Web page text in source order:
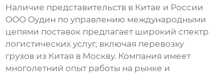
Наличие представительств в Китае и России
ООО Оудин по управлению международными
цепями поставок предлагает широкий спектр
логистических услуг, включая перевозку
грузов из Китая в Москву. Компания имеет
многолетний опыт работы на рынке и